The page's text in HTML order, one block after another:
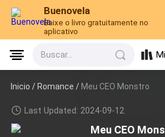
Buenovela
Baixe o livro gratuitamente no
aplicativo
Buscar...
Inicio /Romance / Meu CEO Monstro
Last Updated: 2024-09-12
Meu CEO